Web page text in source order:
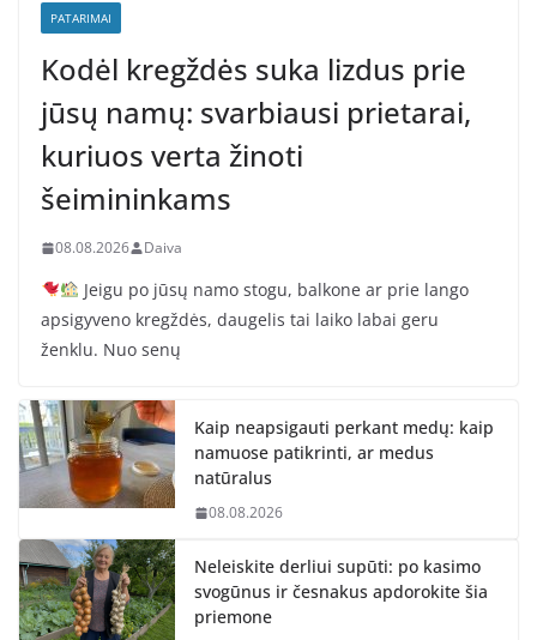
PATARIMAI
Kodėl kregždės suka lizdus prie
jūsų namų: svarbiausi prietarai,
kuriuos verta žinoti
šeimininkams
08.08.2026 Daiva
Jeigu po jūsų namo stogu, balkone ar prie lango
apsigyveno kregždės, daugelis tai laiko labai geru
ženklu. Nuo senų
Kaip neapsigauti perkant medų: kaip
namuose patikrinti, ar medus
natūralus
08.08.2026
Neleiskite derliui supūti: po kasimo
svogūnus ir česnakus apdorokite šia
priemone